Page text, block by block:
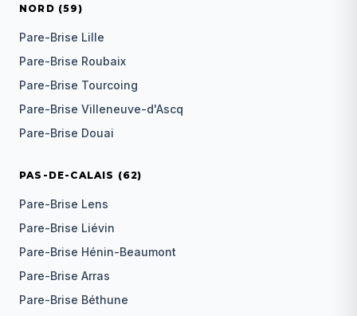
NORD (59)
Pare-Brise Lille
Pare-Brise Roubaix
Pare-Brise Tourcoing
Pare-Brise Villeneuve-d'Ascq
Pare-Brise Douai
PAS-DE-CALAIS (62)
Pare-Brise Lens
Pare-Brise Liévin
Pare-Brise Hénin-Beaumont
Pare-Brise Arras
Pare-Brise Béthune